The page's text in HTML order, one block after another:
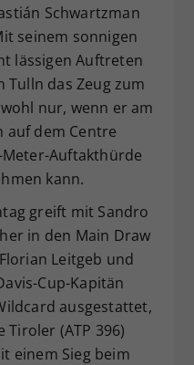
Schwartzman
seinem sonnigen
lässigen Auftreten
Tulln das Zeug zum
nur, wenn er am
auf dem Centre
Auftakthürde
kann.
greift mit Sandro
in den Main Draw
Leitgeb und
Cup-Kapitän
ausgestattet,
(ATP 396)
einem Sieg beim